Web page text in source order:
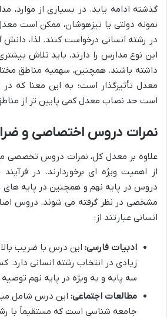
گذشته ادامه یابد. در بسیاری از
نمونه دولتی یا تیزهوشان، ممکن است
در رشته انسانی درخواست کنند. لذا، دانش
این نوع مدارس را دارند، باید تلاش
داشته باشند. همچنین، سهمیه مناطق
معدل تأثیرگذار است؛ به این معنا که
است حد نصاب معدل کمی پایین تر از مناطق
نمرات دروس اختصاصی و
علاوه بر معدل کل، نمرات دروس تخصصی
از اهمیت ویژه ای برخوردارند. در
دروس در پایه نهم و همچنین در پایه
مشخصی در نظر گرفته می شوند. دروس اصلی
انسانی عبارتند از:
ادبیات فارسی:
سه پایه و به ویژه در پایه نهم
مطالعات اجتماعی: این درس شامل
جامعه شناسی است که مستقیماً با